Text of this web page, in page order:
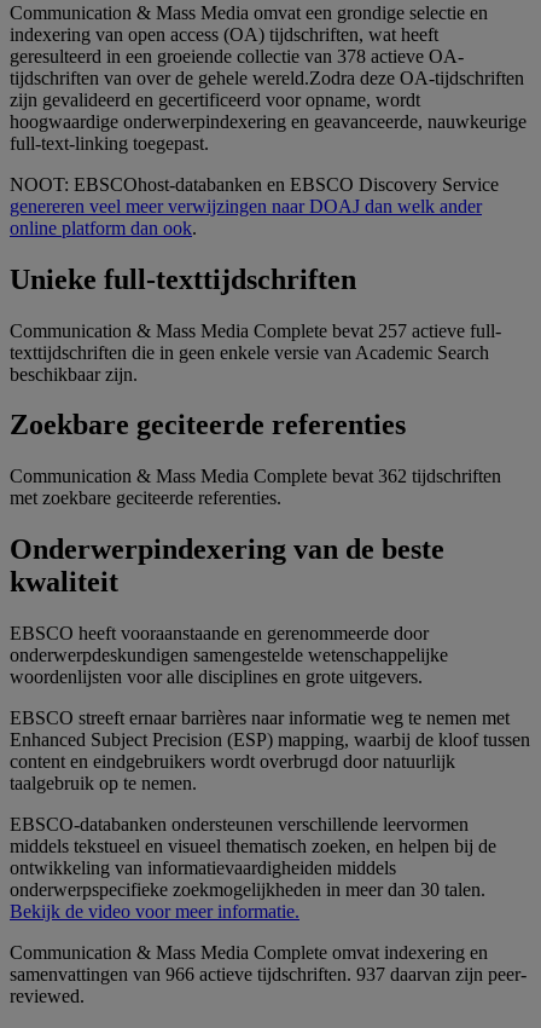
Communication & Mass Media omvat een grondige selectie en
indexering van open access (OA) tijdschriften, wat heeft
geresulteerd in een groeiende collectie van 378 actieve OA-
tijdschriften van over de gehele wereld.Zodra deze OA-tijdschriften
zijn gevalideerd en gecertificeerd voor opname, wordt
hoogwaardige onderwerpindexering en geavanceerde, nauwkeurige
full-text-linking toegepast.
NOOT: EBSCOhost-databanken en EBSCO Discovery Service
genereren veel meer verwijzingen naar DOAJ dan welk ander
online platform dan ook.
Unieke full-texttijdschriften
Communication & Mass Media Complete bevat 257 actieve full-
texttijdschriften die in geen enkele versie van Academic Search
beschikbaar zijn.
Zoekbare geciteerde referenties
Communication & Mass Media Complete bevat 362 tijdschriften
met zoekbare geciteerde referenties.
Onderwerpindexering van de beste
kwaliteit
EBSCO heeft vooraanstaande en gerenommeerde door
onderwerpdeskundigen samengestelde wetenschappelijke
woordenlijsten voor alle disciplines en grote uitgevers.
EBSCO streeft ernaar barrières naar informatie weg te nemen met
Enhanced Subject Precision (ESP) mapping, waarbij de kloof tussen
content en eindgebruikers wordt overbrugd door natuurlijk
taalgebruik op te nemen.
EBSCO-databanken ondersteunen verschillende leervormen
middels tekstueel en visueel thematisch zoeken, en helpen bij de
ontwikkeling van informatievaardigheiden middels
onderwerpspecifieke zoekmogelijkheden in meer dan 30 talen.
Bekijk de video voor meer informatie.
Communication & Mass Media Complete omvat indexering en
samenvattingen van 966 actieve tijdschriften. 937 daarvan zijn peer-
reviewed.